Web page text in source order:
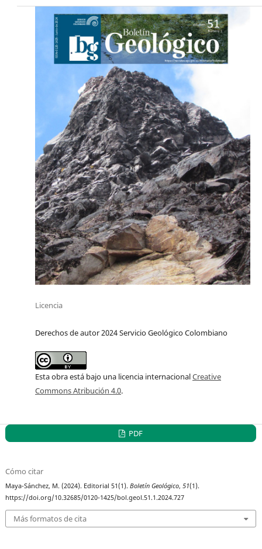
Licencia
Derechos de autor 2024 Servicio Geológico Colombiano
Esta obra está bajo una licencia internacionalCreative
Commons Atribución 4.0.
PDF
Cómo citar
Maya-Sánchez, M. (2024). Editorial 51(1).Boletín Geológico,51(1).
https://doi.org/10.32685/0120-1425/bol.geol.51.1.2024.727
Más formatos de cita